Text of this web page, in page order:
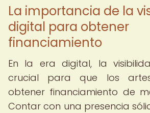
La importancia de la
digital para obtener
financiamiento
En la era digital, la
crucial para que los
obtener financiamiento de
Contar con una presencia